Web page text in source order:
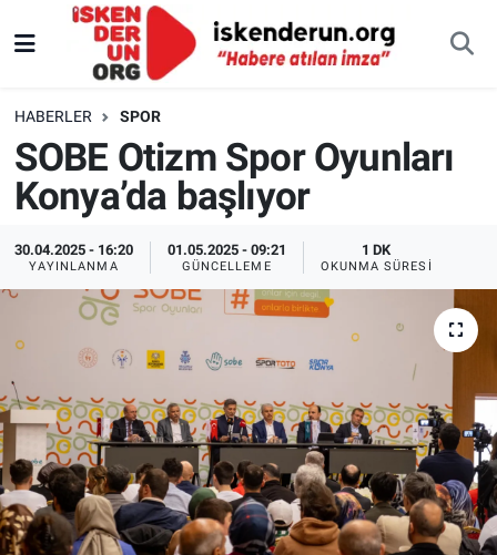
HABERLER SPOR
SOBE Otizm Spor Oyunları
Konya’da başlıyor
30.04.2025 - 16:20
YAYINLANMA
01.05.2025 - 09:21
GÜNCELLEME
1 DK
OKUNMA SÜRESI